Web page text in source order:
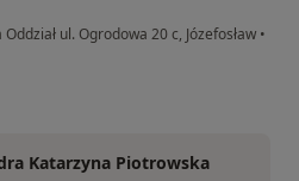
ul. Ogrodowa 20 c, Józefosław •
Katarzyna Piotrowska